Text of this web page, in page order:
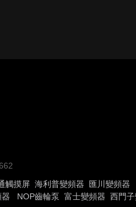
觸摸屏 海利普變頻器 匯川變頻器
器 NOP齒輪泵 富士變頻器 西門